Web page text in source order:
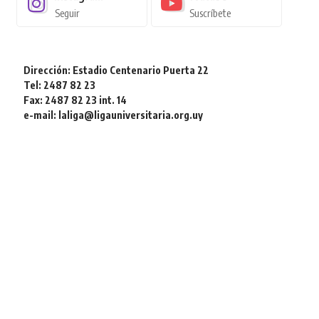
Seguir Suscríbete
Dirección: Estadio Centenario Puerta 22
Tel: 2487 82 23
Fax: 2487 82 23 int. 14
e-mail: laliga@ligauniversitaria.org.uy